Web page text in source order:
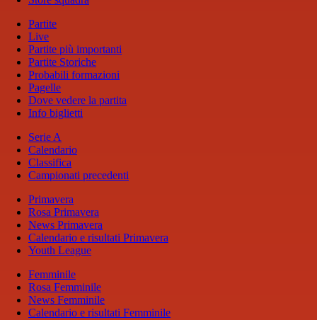
Partite
Live
Partite più importanti
Partite Storiche
Probabili formazioni
Pagelle
Dove vedere la partita
Info biglietti
Serie A
Calendario
Classifica
Campionati precedenti
Primavera
Rosa Primavera
News Primavera
Calendario e risultati Primavera
Youth League
Femminile
Rosa Femminile
News Femminile
Calendario e risultati Femminile